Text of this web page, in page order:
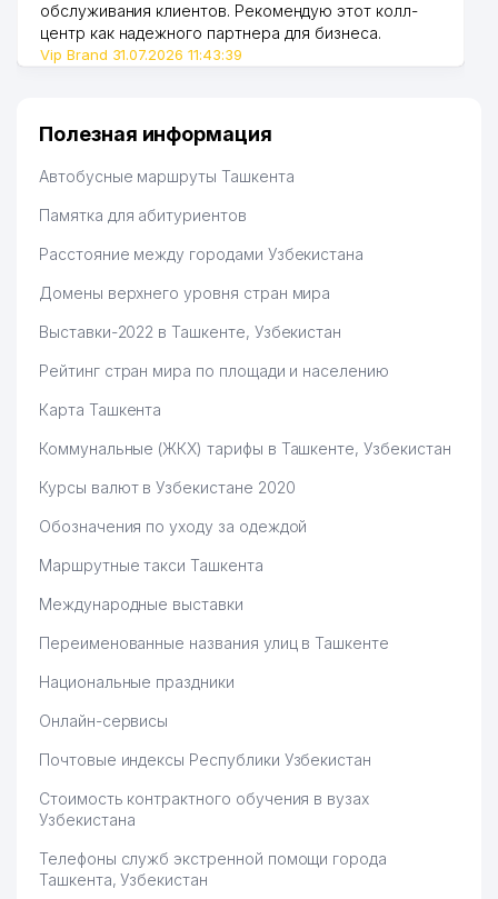
обслуживания клиентов. Рекомендую этот колл-
центр как надежного партнера для бизнеса.
Vip Brand 31.07.2026 11:43:39
Полезная информация
Автобусные маршруты Ташкента
Памятка для абитуриентов
Расстояние между городами Узбекистана
Домены верхнего уровня стран мира
Выставки-2022 в Ташкенте, Узбекистан
Рейтинг стран мира по площади и населению
Карта Ташкента
Коммунальные (ЖКХ) тарифы в Ташкенте, Узбекистан
Курсы валют в Узбекистане 2020
Обозначения по уходу за одеждой
Маршрутные такси Ташкента
Международные выставки
Переименованные названия улиц в Ташкенте
Национальные праздники
Онлайн-сервисы
Почтовые индексы Республики Узбекистан
Стоимость контрактного обучения в вузах
Узбекистана
Телефоны служб экстренной помощи города
Ташкента, Узбекистан